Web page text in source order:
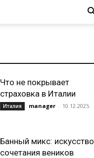
Что не покрывает
страховка в Италии
Италия manager - 10.12.2025
Банный микс: искусство
сочетания веников